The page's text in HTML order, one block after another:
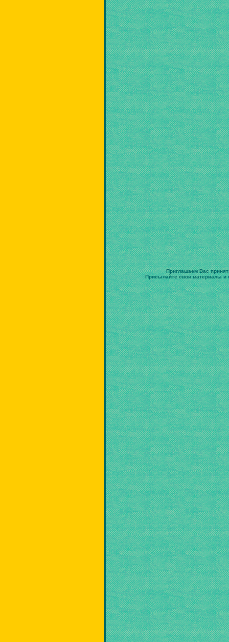
Приглашаем Вас
Присылайте свои материалы и